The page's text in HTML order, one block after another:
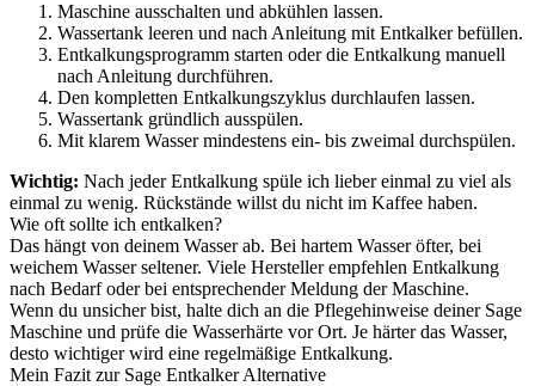
Maschine ausschalten und abkühlen lassen.
Wassertank leeren und nach Anleitung mit Entkalker befüllen.
Entkalkungsprogramm starten oder die Entkalkung manuell
nach Anleitung durchführen.
Den kompletten Entkalkungszyklus durchlaufen lassen.
Wassertank gründlich ausspülen.
Mit klarem Wasser mindestens ein- bis zweimal durchspülen.
Wichtig: Nach jeder Entkalkung spüle ich lieber einmal zu viel als
einmal zu wenig. Rückstände willst du nicht im Kaffee haben.
Wie oft sollte ich entkalken?
Das hängt von deinem Wasser ab. Bei hartem Wasser öfter, bei
weichem Wasser seltener. Viele Hersteller empfehlen Entkalkung
nach Bedarf oder bei entsprechender Meldung der Maschine.
Wenn du unsicher bist, halte dich an die Pflegehinweise deiner Sage
Maschine und prüfe die Wasserhärte vor Ort. Je härter das Wasser,
desto wichtiger wird eine regelmäßige Entkalkung.
Mein Fazit zur Sage Entkalker Alternative